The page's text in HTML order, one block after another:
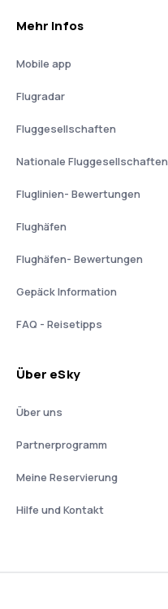
Mehr Infos
Mobile app
Flugradar
Fluggesellschaften
Nationale Fluggesellschaften
Fluglinien- Bewertungen
Flughäfen
Flughäfen- Bewertungen
Gepäck Information
FAQ - Reisetipps
Über eSky
Über uns
Partnerprogramm
Meine Reservierung
Hilfe und Kontakt